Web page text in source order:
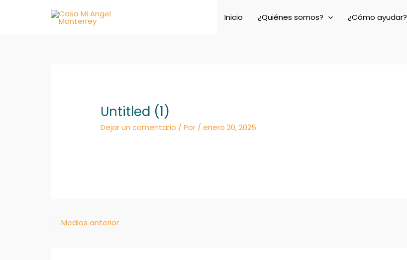
Inicio ¿Quiénes somos? ¿Cómo ayudar?
Untitled (1)
Dejar un comentario / Por /enero 20, 2025
← Medios anterior